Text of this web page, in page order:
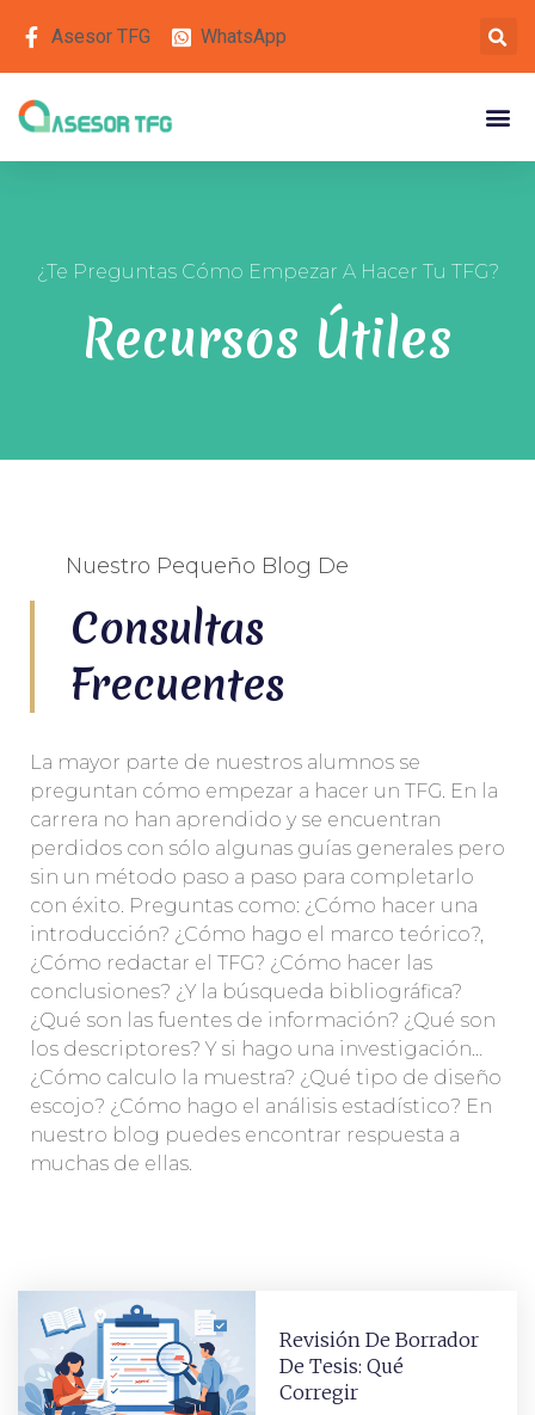
Asesor TFG WhatsApp
¿Te Preguntas Cómo Empezar A Hacer Tu TFG?
Recursos Útiles
Nuestro Pequeño Blog De
Consultas
Frecuentes
La mayor parte de nuestros alumnos se
preguntan cómo empezar a hacer un TFG. En la
carrera no han aprendido y se encuentran
perdidos con sólo algunas guías generales pero
sin un método paso a paso para completarlo
con éxito. Preguntas como: ¿Cómo hacer una
introducción? ¿Cómo hago el marco teórico?,
¿Cómo redactar el TFG? ¿Cómo hacer las
conclusiones? ¿Y la búsqueda bibliográfica?
¿Qué son las fuentes de información? ¿Qué son
los descriptores? Y si hago una investigación…
¿Cómo calculo la muestra? ¿Qué tipo de diseño
escojo? ¿Cómo hago el análisis estadístico? En
nuestro blog puedes encontrar respuesta a
muchas de ellas.
Revisión De Borrador
De Tesis: Qué
Corregir